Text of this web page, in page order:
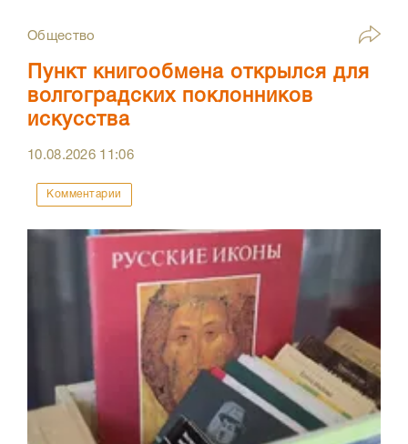
Общество
Пункт книгообмена открылся для
волгоградских поклонников
искусства
10.08.2026 11:06
Комментарии